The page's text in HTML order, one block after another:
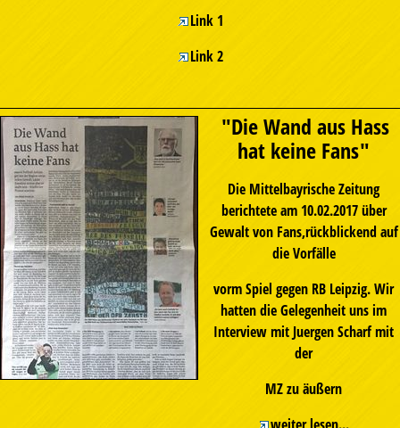
Link 1
Link 2
"Die Wand aus Hass
hat keine Fans"
Die Mittelbayrische Zeitung
berichtete am 10.02.2017 über
Gewalt von Fans,rückblickend auf
die Vorfälle
vorm Spiel gegen RB Leipzig. Wir
hatten die Gelegenheit uns im
Interview mit Juergen Scharf mit
der
MZ zu äußern